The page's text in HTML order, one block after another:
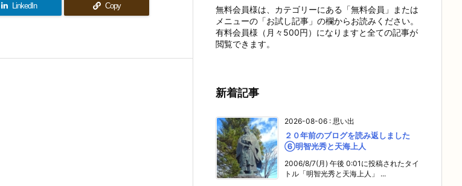
LinkedIn Copy
無料会員様は、カテゴリーにある「無料会員」または
メニューの「お試し記事」の欄からお読みください。
有料会員様（月々500円）になりますと全ての記事が
閲覧できます。
新着記事
2026-08-06 : 思い出
２０年前のブログを読み返しました
⑥明智光秀と天海上人
2006/8/7(月) 午後 0:01に投稿されたタイ
トル「明智光秀と天海上人」 ...